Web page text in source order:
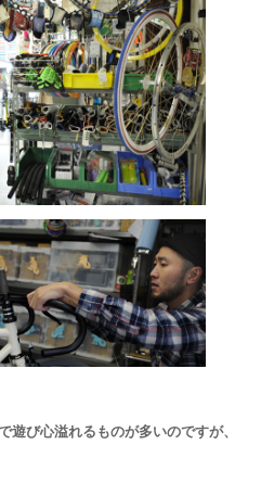
遊び心溢れるものが多いのですが、